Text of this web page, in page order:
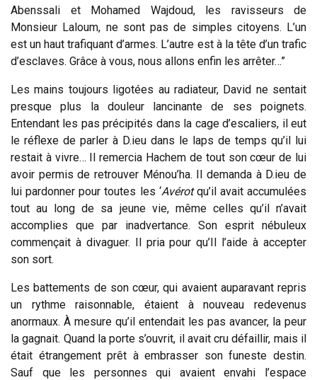
Abenssali et Mohamed Wajdoud, les ravisseurs de
Monsieur Laloum, ne sont pas de simples citoyens. L’un
est un haut trafiquant d’armes. L’autre est à la tête d’un trafic
d’esclaves. Grâce à vous, nous allons enfin les arrêter…”
Les mains toujours ligotées au radiateur, David ne sentait
presque plus la douleur lancinante de ses poignets.
Entendant les pas précipités dans la cage d’escaliers, il eut
le réflexe de parler à D.ieu dans le laps de temps qu’il lui
restait à vivre… Il remercia Hachem de tout son cœur de lui
avoir permis de retrouver Ménou’ha. Il demanda à D.ieu de
lui pardonner pour toutes les ‘Avérotqu’il avait accumulées
tout au long de sa jeune vie, même celles qu’il n’avait
accomplies que par inadvertance. Son esprit nébuleux
commençait à divaguer. Il pria pour qu’Il l’aide à accepter
son sort.
Les battements de son cœur, qui avaient auparavant repris
un rythme raisonnable, étaient à nouveau redevenus
anormaux. À mesure qu’il entendait les pas avancer, la peur
la gagnait. Quand la porte s’ouvrit, il avait cru défaillir, mais il
était étrangement prêt à embrasser son funeste destin.
Sauf que les personnes qui avaient envahi l’espace